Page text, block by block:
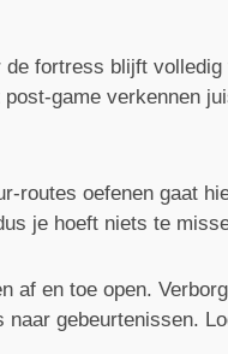
fortress blijft
game verkennen
routes oefenen gaat
je hoeft niets te
af en toe open.
gebeurtenissen.